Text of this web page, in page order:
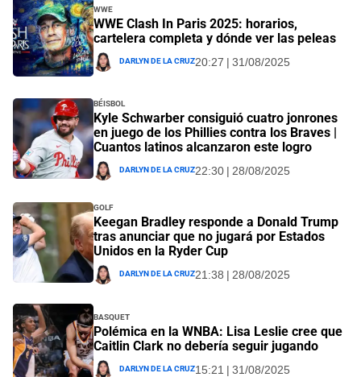
WWE
WWE Clash In Paris 2025: horarios,
cartelera completa y dónde ver las peleas
Darlyn De La Cruz20:27 | 31/08/2025
Béisbol
Kyle Schwarber consiguió cuatro jonrones
en juego de los Phillies contra los Braves |
Cuantos latinos alcanzaron este logro
Darlyn De La Cruz22:30 | 28/08/2025
Golf
Keegan Bradley responde a Donald Trump
tras anunciar que no jugará por Estados
Unidos en la Ryder Cup
Darlyn De La Cruz21:38 | 28/08/2025
Basquet
Polémica en la WNBA: Lisa Leslie cree que
Caitlin Clark no debería seguir jugando
Darlyn De La Cruz15:21 | 31/08/2025